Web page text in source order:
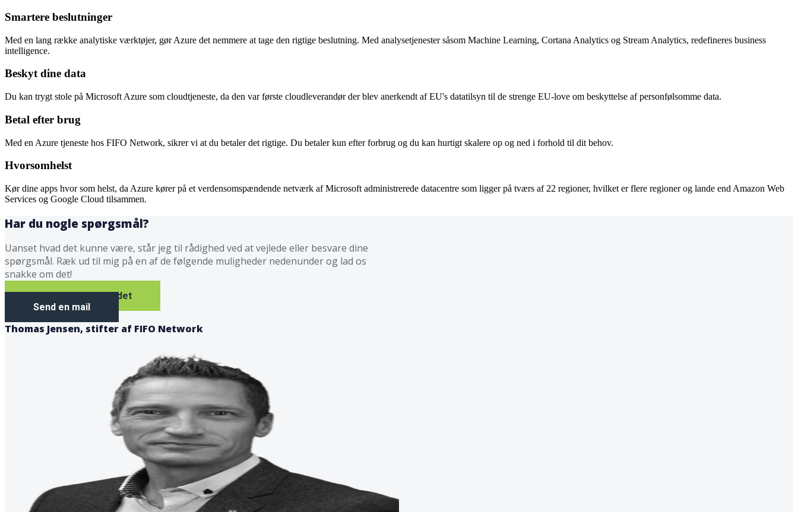
Smartere beslutninger
Med en lang række analytiske værktøjer, gør Azure det nemmere at tage den rigtige beslutning. Med analysetjenester såsom Machine Learning, Cortana Analytics og Stream Analytics, redefineres business
intelligence.
Beskyt dine data
Du kan trygt stole på Microsoft Azure som cloudtjeneste, da den var første cloudleverandør der blev anerkendt af EU's datatilsyn til de strenge EU-love om beskyttelse af personfølsomme data.
Betal efter brug
Med en Azure tjeneste hos FIFO Network, sikrer vi at du betaler det rigtige. Du betaler kun efter forbrug og du kan hurtigt skalere op og ned i forhold til dit behov.
Hvorsomhelst
Kør dine apps hvor som helst, da Azure kører på et verdensomspændende netværk af Microsoft administrerede datacentre som ligger på tværs af 22 regioner, hvilket er flere regioner og lande end Amazon Web
Services og Google Cloud tilsammen.
Har du nogle spørgsmål?
Uanset hvad det kunne være, står jeg til rådighed ved at vejlede eller besvare dine
spørgsmål. Ræk ud til mig på en af de følgende muligheder nedenunder og lad os
snakke om det!
Lad os snakke om det
Send en mail
Thomas Jensen, stifter af FIFO Network